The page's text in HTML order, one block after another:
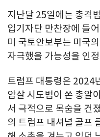
지난달 25일에는 총격
입기자단 만찬장에 들
미 국토안보부는 미국
자극했을 가능성을 인
트럼프 대통령은 2024
암살 시도범이 쏜 총알
서 극적으로 목숨을 건
의 트럼프 내셔널 골프